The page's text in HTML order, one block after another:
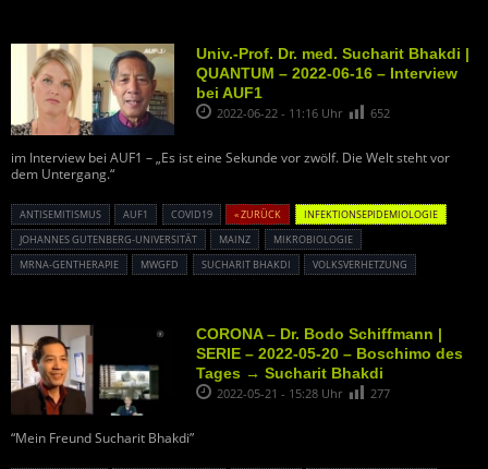
Univ.-Prof. Dr. med. Sucharit Bhakdi |
QUANTUM – 2022-06-16 – Interview
bei AUF1
2022-06-22 - 11:16 Uhr 652
im Interview bei AUF1 – „Es ist eine Sekunde vor zwölf. Die Welt steht vor
dem Untergang.“
ANTISEMITISMUS AUF1 COVID19 « ZURÜCK
INFEKTIONSEPIDEMIOLOGIE
JOHANNES GUTENBERG-UNIVERSITÄT
MAINZ
MIKROBIOLOGIE
MRNA-GENTHERAPIE
MWGFD SUCHARIT BHAKDI VOLKSVERHETZUNG
CORONA – Dr. Bodo Schiffmann |
SERIE – 2022-05-20 – Boschimo des
Tages → Sucharit Bhakdi
2022-05-21 - 15:28 Uhr 277
“Mein Freund Sucharit Bhakdi”